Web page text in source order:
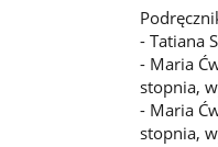
- Tatiana
- Maria
stopnia,
- Maria
stopnia,